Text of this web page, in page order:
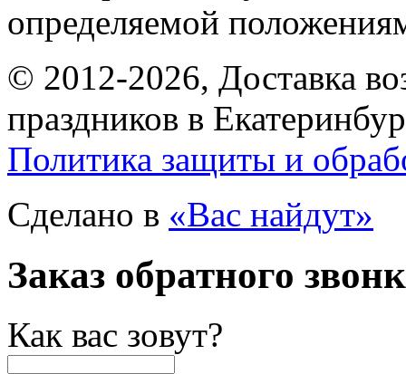
определяемой
© 2012-2026, Доставка
праздников в
Политика защиты и
Сделано в «Вас найдут»
Заказ обратного
Как вас зовут?